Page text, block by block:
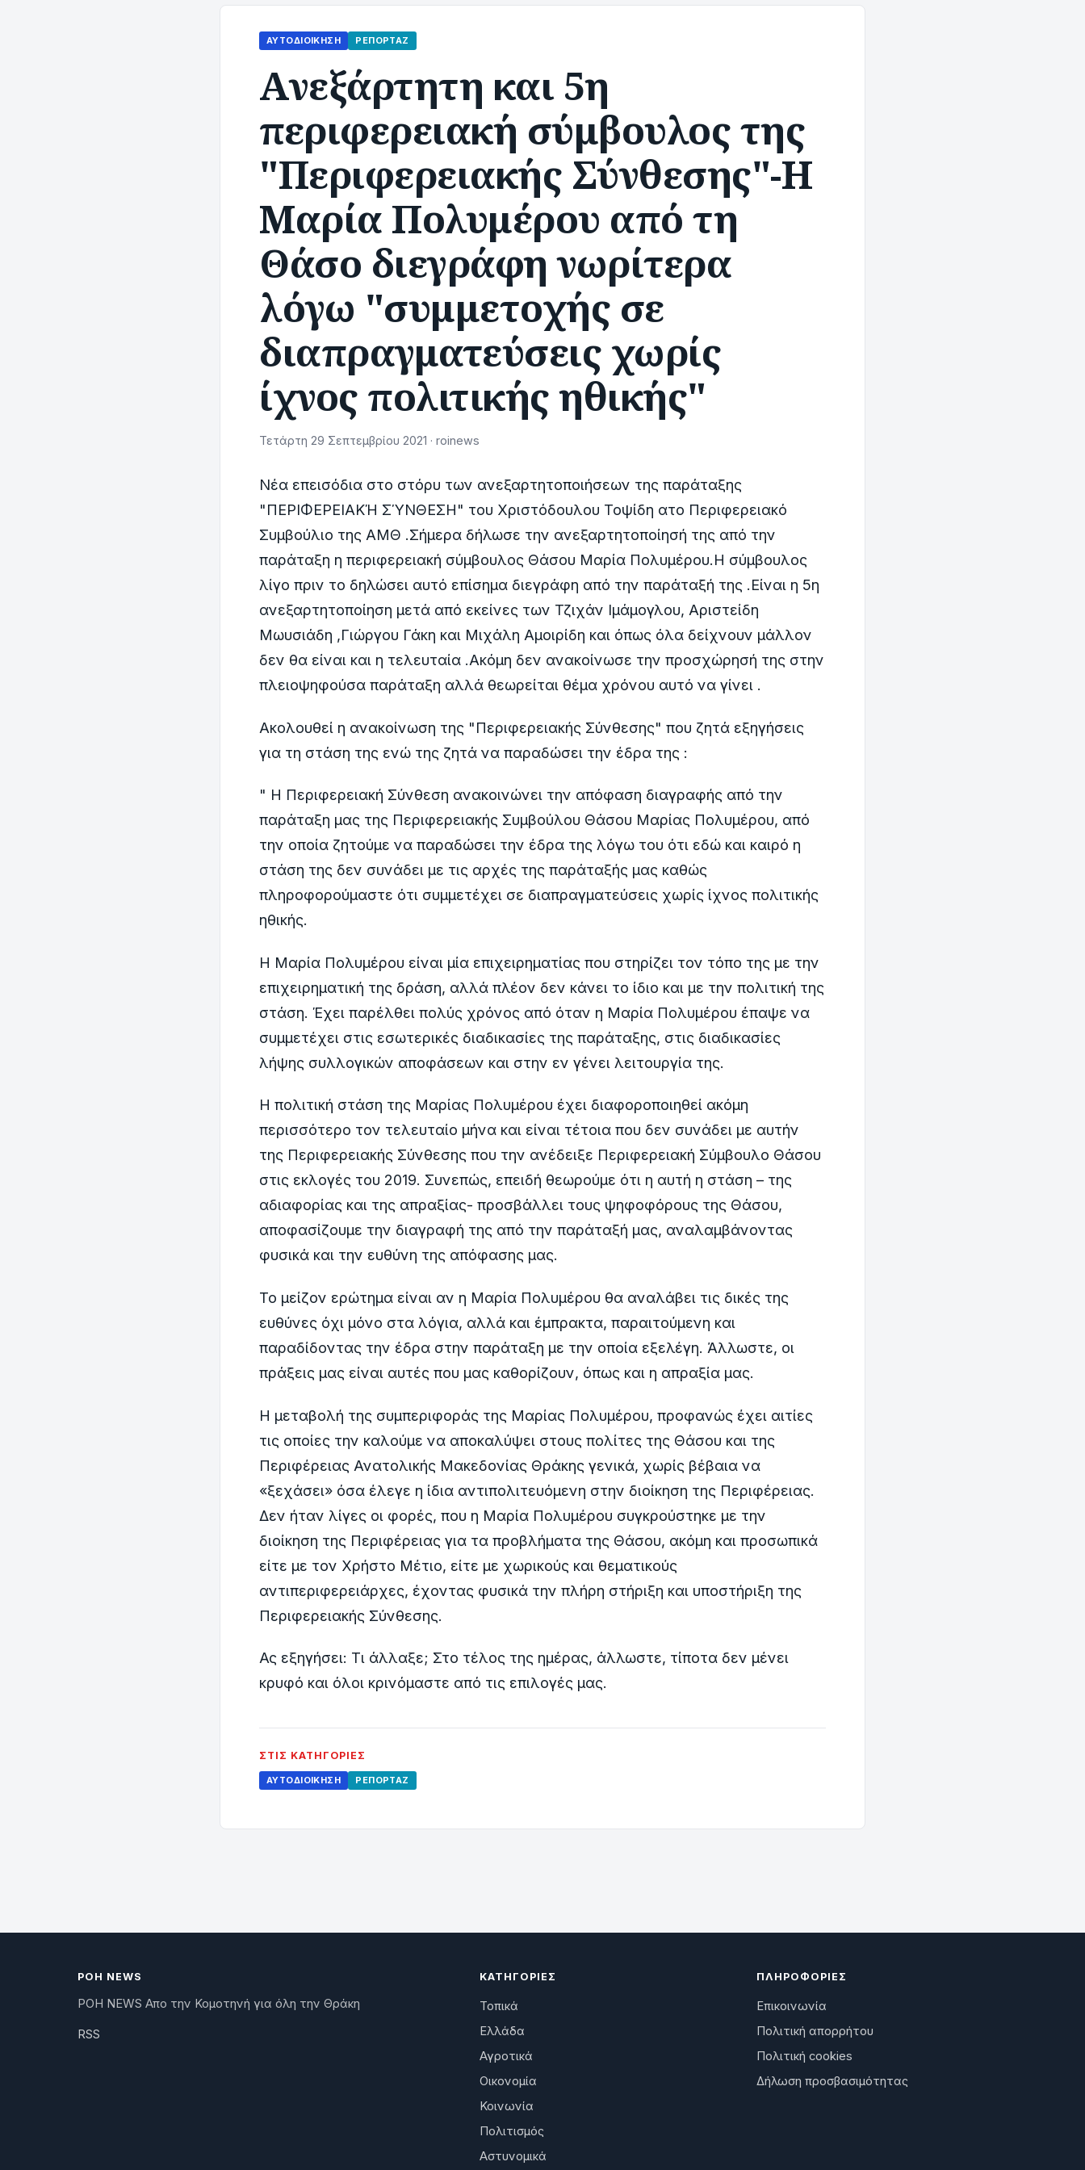
ΑΥΤΟΔΙΟΊΚΗΣΗ ΡΕΠΟΡΤΆΖ
Aνεξάρτητη και 5η
περιφερειακή σύμβουλος της
"Περιφερειακής Σύνθεσης"-Η
Μαρία Πολυμέρου από τη
Θάσο διεγράφη νωρίτερα
λόγω "συμμετοχής σε
διαπραγματεύσεις χωρίς
ίχνος πολιτικής ηθικής"
Τετάρτη 29 Σεπτεμβρίου 2021 · roinews
Νέα επεισόδια στο στόρυ των ανεξαρτητοποιήσεων της παράταξης
"ΠΕΡΙΦΕΡΕΙΑΚΉ ΣΎΝΘΕΣΗ" του Χριστόδουλου Τοψίδη ατο Περιφερειακό
Συμβούλιο της ΑΜΘ .Σήμερα δήλωσε την ανεξαρτητοποίησή της από την
παράταξη η περιφερειακή σύμβουλος Θάσου Μαρία Πολυμέρου.Η σύμβουλος
λίγο πριν το δηλώσει αυτό επίσημα διεγράφη από την παράταξή της .Είναι η 5η
ανεξαρτητοποίηση μετά από εκείνες των Τζιχάν Ιμάμογλου, Αριστείδη
Μωυσιάδη ,Γιώργου Γάκη και Μιχάλη Αμοιρίδη και όπως όλα δείχνουν μάλλον
δεν θα είναι και η τελευταία .Ακόμη δεν ανακοίνωσε την προσχώρησή της στην
πλειοψηφούσα παράταξη αλλά θεωρείται θέμα χρόνου αυτό να γίνει .
Ακολουθεί η ανακοίνωση της "Περιφερειακής Σύνθεσης" που ζητά εξηγήσεις
για τη στάση της ενώ της ζητά να παραδώσει την έδρα της :
" Η Περιφερειακή Σύνθεση ανακοινώνει την απόφαση διαγραφής από την
παράταξη μας της Περιφερειακής Συμβούλου Θάσου Μαρίας Πολυμέρου, από
την οποία ζητούμε να παραδώσει την έδρα της λόγω του ότι εδώ και καιρό η
στάση της δεν συνάδει με τις αρχές της παράταξής μας καθώς
πληροφορούμαστε ότι συμμετέχει σε διαπραγματεύσεις χωρίς ίχνος πολιτικής
ηθικής.
Η Μαρία Πολυμέρου είναι μία επιχειρηματίας που στηρίζει τον τόπο της με την
επιχειρηματική της δράση, αλλά πλέον δεν κάνει το ίδιο και με την πολιτική της
στάση. Έχει παρέλθει πολύς χρόνος από όταν η Μαρία Πολυμέρου έπαψε να
συμμετέχει στις εσωτερικές διαδικασίες της παράταξης, στις διαδικασίες
λήψης συλλογικών αποφάσεων και στην εν γένει λειτουργία της.
Η πολιτική στάση της Μαρίας Πολυμέρου έχει διαφοροποιηθεί ακόμη
περισσότερο τον τελευταίο μήνα και είναι τέτοια που δεν συνάδει με αυτήν
της Περιφερειακής Σύνθεσης που την ανέδειξε Περιφερειακή Σύμβουλο Θάσου
στις εκλογές του 2019. Συνεπώς, επειδή θεωρούμε ότι η αυτή η στάση – της
αδιαφορίας και της απραξίας- προσβάλλει τους ψηφοφόρους της Θάσου,
αποφασίζουμε την διαγραφή της από την παράταξή μας, αναλαμβάνοντας
φυσικά και την ευθύνη της απόφασης μας.
Το μείζον ερώτημα είναι αν η Μαρία Πολυμέρου θα αναλάβει τις δικές της
ευθύνες όχι μόνο στα λόγια, αλλά και έμπρακτα, παραιτούμενη και
παραδίδοντας την έδρα στην παράταξη με την οποία εξελέγη. Άλλωστε, οι
πράξεις μας είναι αυτές που μας καθορίζουν, όπως και η απραξία μας.
Η μεταβολή της συμπεριφοράς της Μαρίας Πολυμέρου, προφανώς έχει αιτίες
τις οποίες την καλούμε να αποκαλύψει στους πολίτες της Θάσου και της
Περιφέρειας Ανατολικής Μακεδονίας Θράκης γενικά, χωρίς βέβαια να
«ξεχάσει» όσα έλεγε η ίδια αντιπολιτευόμενη στην διοίκηση της Περιφέρειας.
Δεν ήταν λίγες οι φορές, που η Μαρία Πολυμέρου συγκρούστηκε με την
διοίκηση της Περιφέρειας για τα προβλήματα της Θάσου, ακόμη και προσωπικά
είτε με τον Χρήστο Μέτιο, είτε με χωρικούς και θεματικούς
αντιπεριφερειάρχες, έχοντας φυσικά την πλήρη στήριξη και υποστήριξη της
Περιφερειακής Σύνθεσης.
Ας εξηγήσει: Τι άλλαξε; Στο τέλος της ημέρας, άλλωστε, τίποτα δεν μένει
κρυφό και όλοι κρινόμαστε από τις επιλογές μας.
ΣΤΙΣ ΚΑΤΗΓΟΡΊΕΣ
ΑΥΤΟΔΙΟΊΚΗΣΗ ΡΕΠΟΡΤΆΖ
ΡΟΗ NEWS
ΡΟΗ NEWS Απο την Κομοτηνή για όλη την Θράκη
RSS
ΚΑΤΗΓΟΡΊΕΣ
Τοπικά
Ελλάδα
Αγροτικά
Οικονομία
Κοινωνία
Πολιτισμός
Αστυνομικά
ΠΛΗΡΟΦΟΡΊΕΣ
Επικοινωνία
Πολιτική απορρήτου
Πολιτική cookies
Δήλωση προσβασιμότητας